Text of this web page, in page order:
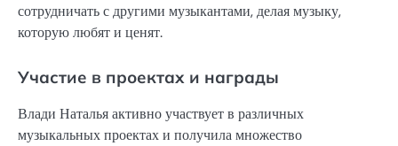
сотрудничать с другими музыкантами, делая музыку,
которую любят и ценят.
Участие в проектах и награды
Влади Наталья активно участвует в различных
музыкальных проектах и получила множество